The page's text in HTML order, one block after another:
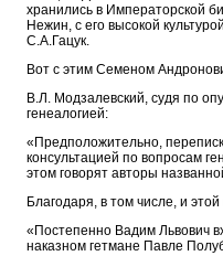
хранились в Императорской
Нежин, с его высокой
С.А.Гацук.
Вот с этим Семеном
В.Л. Модзалевский, судя по
генеалогией:
«Предположительно,
консультацией по вопросам
этом говорят авторы
Благодаря, в том числе, и
«Постепенно Вадим Львович
наказном гетмане Павле